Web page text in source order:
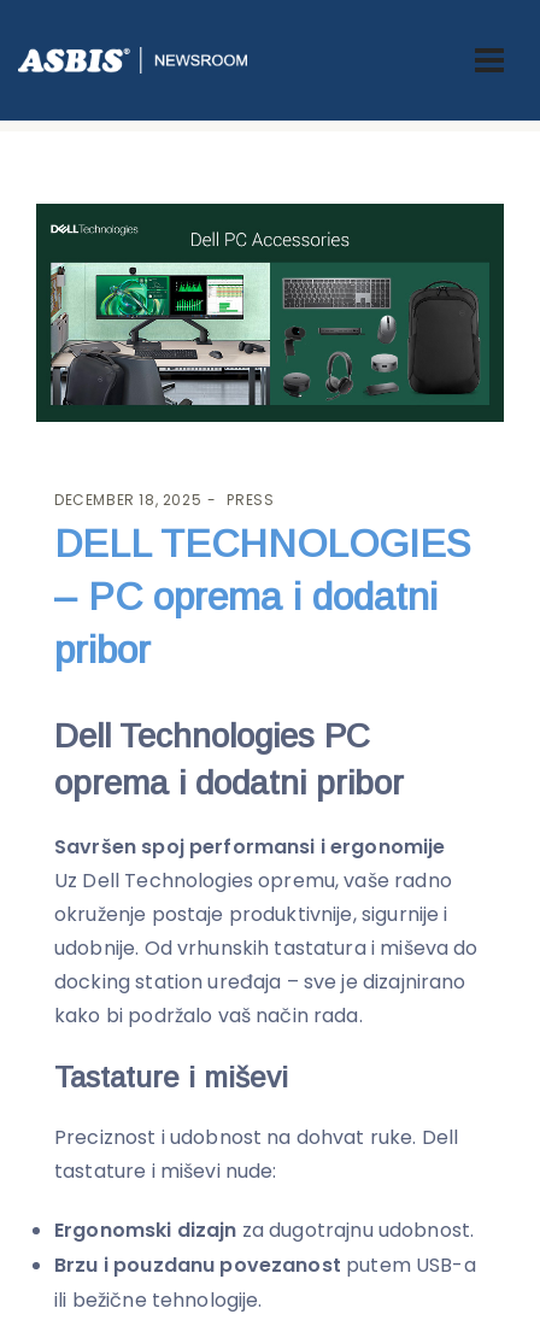
ASBIS.BA>PRESS> DELL TECHNOLOGIES – PC OPREMA I DODATNI
DECEMBER 18, 2025 PRESS
DELL TECHNOLOGIES
– PC oprema i dodatni
pribor
Dell Technologies PC
oprema i dodatni pribor
Savršen spoj performansi i ergonomije
Uz Dell Technologies opremu, vaše radno
okruženje postaje produktivnije, sigurnije i
udobnije. Od vrhunskih tastatura i miševa do
docking station uređaja – sve je dizajnirano
kako bi podržalo vaš način rada.
Tastature i miševi
Preciznost i udobnost na dohvat ruke. Dell
tastature i miševi nude:
Ergonomski dizajn za dugotrajnu udobnost.
Brzu i pouzdanu povezanost putem USB-a
ili bežične tehnologije.